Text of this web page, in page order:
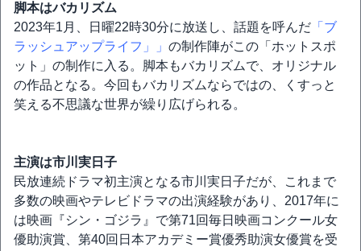
脚本はバカリズム
2023年1月、日曜22時30分に放送し、話題を呼んだ 「ブ
ラッシュアップライフ」」 の制作陣がこの「ホットスポ
ット」の制作に入る。脚本もバカリズムで、オリジナル
の作品となる。今回もバカリズムならではの、くすっと
笑える不思議な世界が繰り広げられる。
主演は市川実日子
民放連続ドラマ初主演となる市川実日子だが、これまで
多数の映画やテレビドラマの出演経験があり、2017年に
は映画『シン・ゴジラ』で第71回毎日映画コンクール女
優助演賞、第40回日本アカデミー賞優秀助演女優賞を受